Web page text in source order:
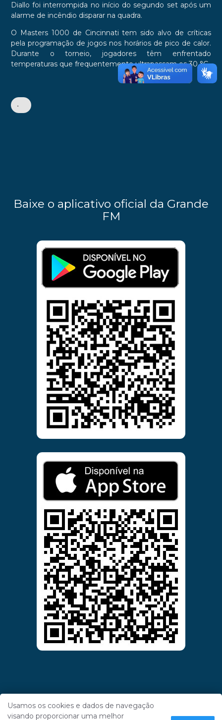
Diallo foi interrompida no início do segundo set após um
alarme de incêndio disparar na quadra.
O Masters 1000 de Cincinnati tem sido alvo de críticas
pela programação de jogos nos horários de pico de calor.
Durante o torneio, jogadores têm enfrentado
temperaturas que frequentemente ultrapassam os 30 °C.
•
Baixe o aplicativo oficial da Grande
FM
Usamos os cookies e dados de navegação
visando proporcionar uma melhor